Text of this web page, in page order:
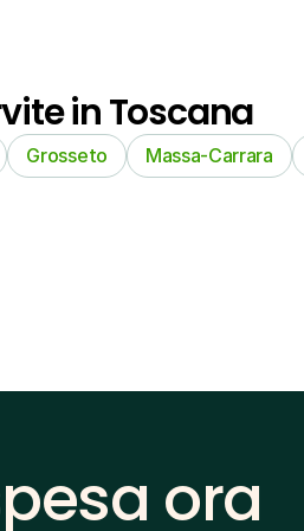
in Toscana
Grosseto Massa-Carrara
ora